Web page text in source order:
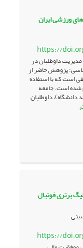
ورزشی ایران
https://
داوطلبان در
پژوهش حاضر از
است که با استفاده
شده است. جامعه
داوطلبان
برتری فوتبال
https://